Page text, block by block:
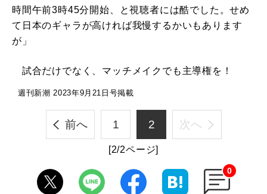
時間午前3時45分開始、と視聴者には酷でした。せめ
て日本のギャラが高ければ我慢するかいもあります
が」
試合だけでなく、マッチメイクでも主導権を！
週刊新潮 2023年9月21日号掲載
前へ 1 2 次へ
[2/2ページ]
0